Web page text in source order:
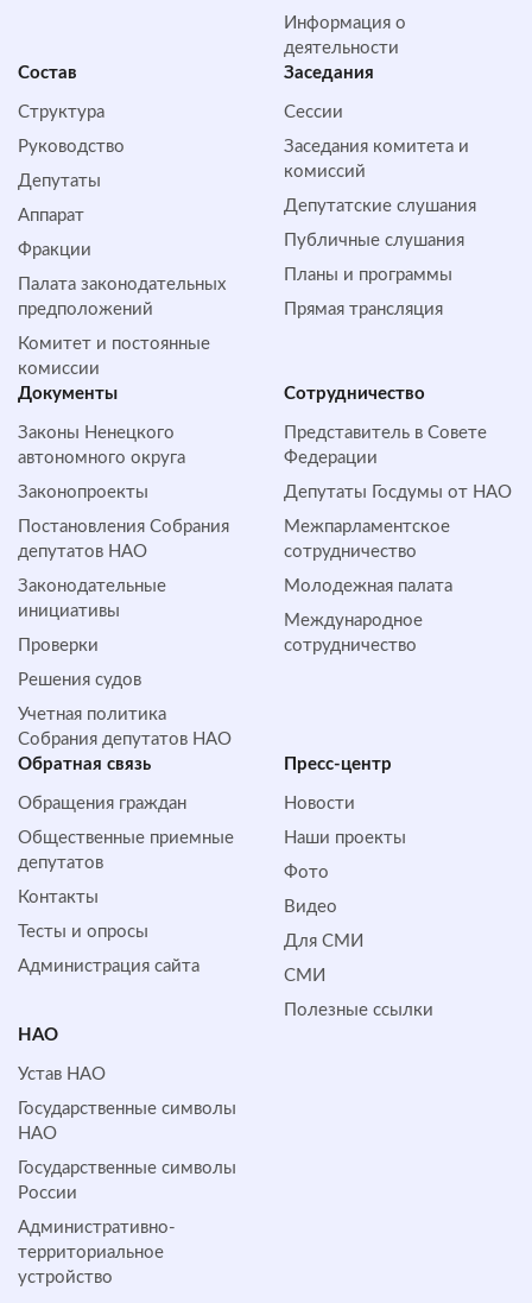
Информация о
деятельности
Состав
Структура
Руководство
Депутаты
Аппарат
Фракции
Палата законодательных
предположений
Комитет и постоянные
комиссии
Заседания
Сессии
Заседания комитета и
комиссий
Депутатские слушания
Публичные слушания
Планы и программы
Прямая трансляция
Документы
Законы Ненецкого
автономного округа
Законопроекты
Постановления Собрания
депутатов НАО
Законодательные
инициативы
Проверки
Решения судов
Учетная политика
Собрания депутатов НАО
Сотрудничество
Представитель в Совете
Федерации
Депутаты Госдумы от НАО
Межпарламентское
сотрудничество
Молодежная палата
Международное
сотрудничество
Обратная cвязь
Обращения граждан
Общественные приемные
депутатов
Контакты
Тесты и опросы
Администрация сайта
Пресс-центр
Новости
Наши проекты
Фото
Видео
Для СМИ
СМИ
Полезные ссылки
НАО
Устав НАО
Государственные символы
НАО
Государственные символы
России
Административно-
территориальное
устройство